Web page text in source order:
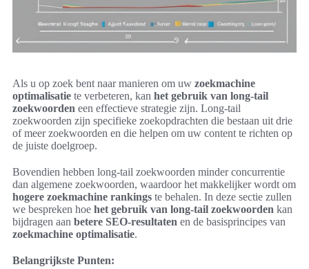
Als u op zoek bent naar manieren om uw zoekmachine
optimalisatie te verbeteren, kan het gebruik van long-tail
zoekwoorden een effectieve strategie zijn. Long-tail
zoekwoorden zijn specifieke zoekopdrachten die bestaan uit drie
of meer zoekwoorden en die helpen om uw content te richten op
de juiste doelgroep.
Bovendien hebben long-tail zoekwoorden minder concurrentie
dan algemene zoekwoorden, waardoor het makkelijker wordt om
hogere zoekmachine rankings te behalen. In deze sectie zullen
we bespreken hoe het gebruik van long-tail zoekwoorden kan
bijdragen aan betere SEO-resultaten en de basisprincipes van
zoekmachine optimalisatie.
Belangrijkste Punten: